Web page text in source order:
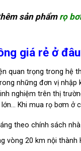
sản phẩm rọ
giá rẻ ở
quan trọng trong hệ
những đơn vị nhập
nghiệm trên thị
Khi mua rọ bơm ở
theo chính sách
vòng 20 km nội thành